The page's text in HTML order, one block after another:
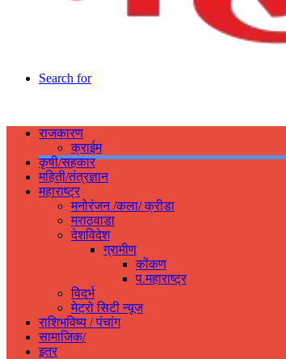
Search for
राजकारण
क्राईम
कृषी/सहकार
महिती/तंत्रज्ञान
महाराष्ट्र
मनोरंजन /कला/ क्रीडा
मराठवाडा
देशविदेश
ग्रामीण
कोंकण
प.महाराष्ट्र
विदर्भ
मेट्रो सिटी न्यूज
राशिभविष्य / पंचांग
सामाजिक/
इतर